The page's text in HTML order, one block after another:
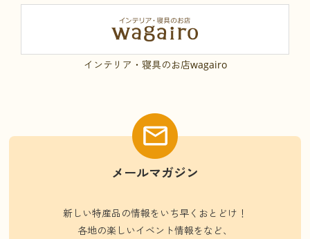
インテリア・寝具のお店wagairo
メールマガジン
新しい特産品の情報をいち早くおとどけ！
各地の楽しいイベント情報をなど、